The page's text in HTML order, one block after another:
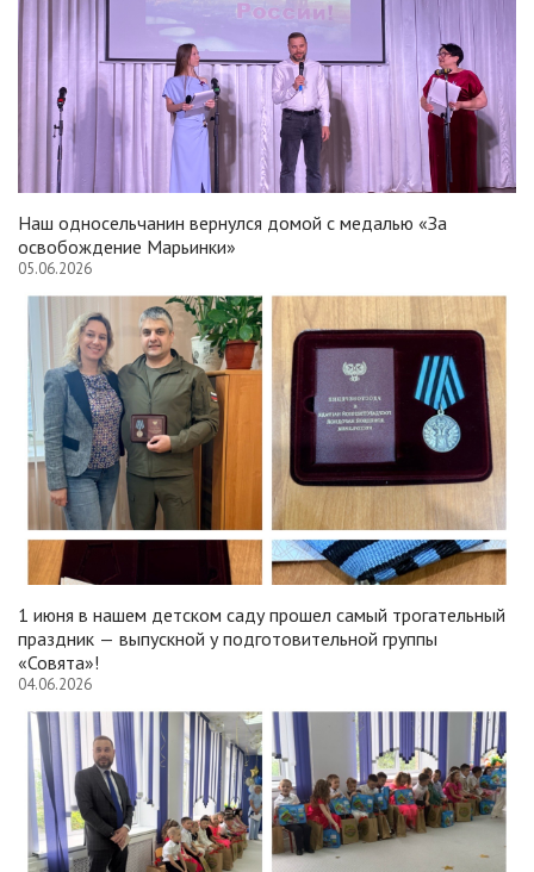
Наш односельчанин вернулся домой с медалью «За
освобождение Марьинки»
05.06.2026
1 июня в нашем детском саду прошел самый трогательный
праздник — выпускной у подготовительной группы
«Совята»!
04.06.2026